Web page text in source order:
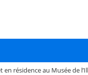
en résidence au Musée de